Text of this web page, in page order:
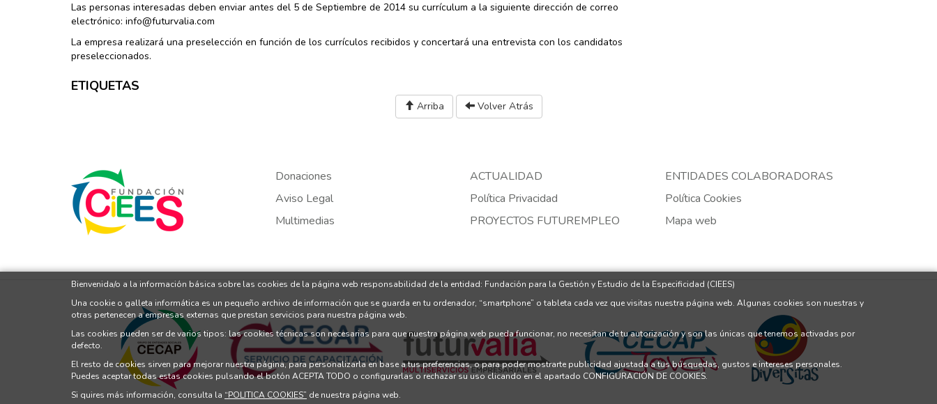
Las personas interesadas deben enviar antes del 5 de Septiembre de 2014 su currículum a la siguiente dirección de correo
electrónico: info@futurvalia.com
La empresa realizará una preselección en función de los currículos recibidos y concertará una entrevista con los candidatos
preseleccionados.
ETIQUETAS
Arriba Volver Atrás
Donaciones ACTUALIDAD
ENTIDADES COLABORADORAS
Aviso Legal
Política Privacidad
Política Cookies
Multimedias
PROYECTOS FUTUREMPLEO Mapa web
Bienvenida/o a la información básica sobre las cookies de la página web responsabilidad de la entidad: Fundación para la Gestión y Estudio de la Especificidad (CIEES)
Una cookie o galleta informática es un pequeño archivo de información que se guarda en tu ordenador, “smartphone” o tableta cada vez que visitas nuestra página web. Algunas cookies son nuestras y
otras pertenecen a empresas externas que prestan servicios para nuestra página web.
Las cookies pueden ser de varios tipos: las cookies técnicas son necesarias para que nuestra página web pueda funcionar, no necesitan de tu autorización y son las únicas que tenemos activadas por
defecto.
El resto de cookies sirven para mejorar nuestra página, para personalizarla en base a tus preferencias, o para poder mostrarte publicidad ajustada a tus búsquedas, gustos e intereses personales.
Puedes aceptar todas estas cookies pulsando el botón ACEPTA TODO o configurarlas o rechazar su uso clicando en el apartado CONFIGURACIÓN DE COOKIES.
Si quires más información, consulta la “POLITICA COOKIES” de nuestra página web.